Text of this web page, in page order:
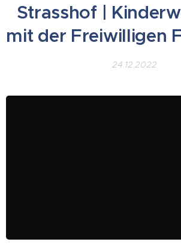
Strasshof |
mit der Freiwilligen
24.12.2022